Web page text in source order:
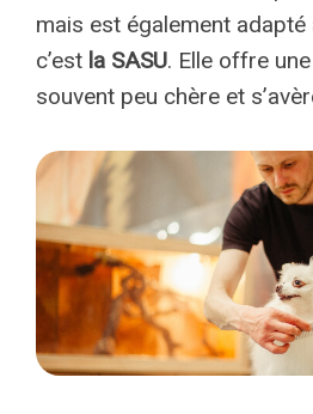
mais est également
c’est la SASU. Elle offre
souvent peu chère et